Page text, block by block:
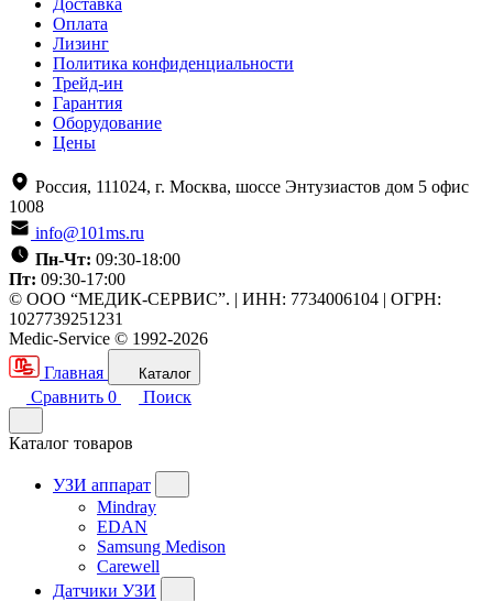
Оплата
Лизинг
Политика конфиденциальности
Трейд-ин
Гарантия
Оборудование
Цены
Россия, 111024, г. Москва, шоссе Энтузиастов дом 5 офис
1008
info@101ms.ru
Пн-Чт: 09:30-18:00
Пт: 09:30-17:00
© ООО “МЕДИК-СЕРВИС”. | ИНН: 7734006104 | ОГРН:
1027739251231
Medic-Service © 1992-2026
Главная
Каталог
Сравнить 0 Поиск
Каталог товаров
УЗИ аппарат
Mindray
EDAN
Samsung Medison
Carewell
Датчики УЗИ